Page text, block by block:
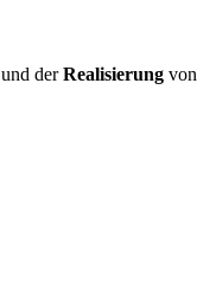
und derRealisierung von